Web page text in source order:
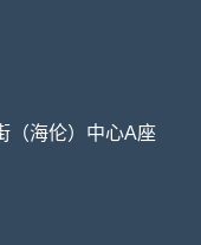
（海伦）中心A座